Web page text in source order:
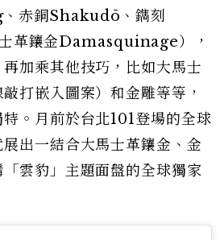
赤銅Shakudō、鐫刻
革鑲金Damasquinage），
加乘其他技巧，比如大馬士
打嵌入圖案）和金雕等等，
。月前於台北101登場的全球
出一結合大馬士革鑲金、金
雲豹」主題面盤的全球獨家